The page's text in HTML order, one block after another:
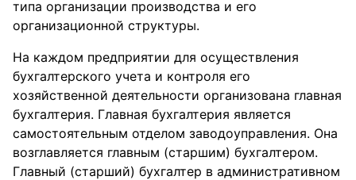
типа организации производства и его
организационной структуры.
На каждом предприятии для осуществления
бухгалтерского учета и контроля его
хозяйственной деятельности организована главная
бухгалтерия. Главная бухгалтерия является
самостоятельным отделом заводоуправления. Она
возглавляется главным (старшим) бухгалтером.
Главный (старший) бухгалтер в административном